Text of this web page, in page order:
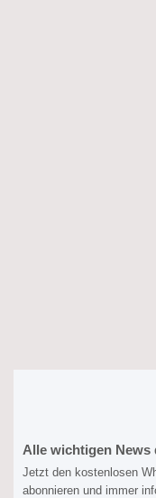
Alle wichtigen News
Jetzt den kostenlosen
abonnieren und immer